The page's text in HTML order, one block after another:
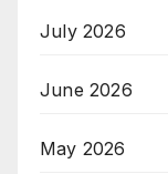
July 2026
June 2026
May 2026